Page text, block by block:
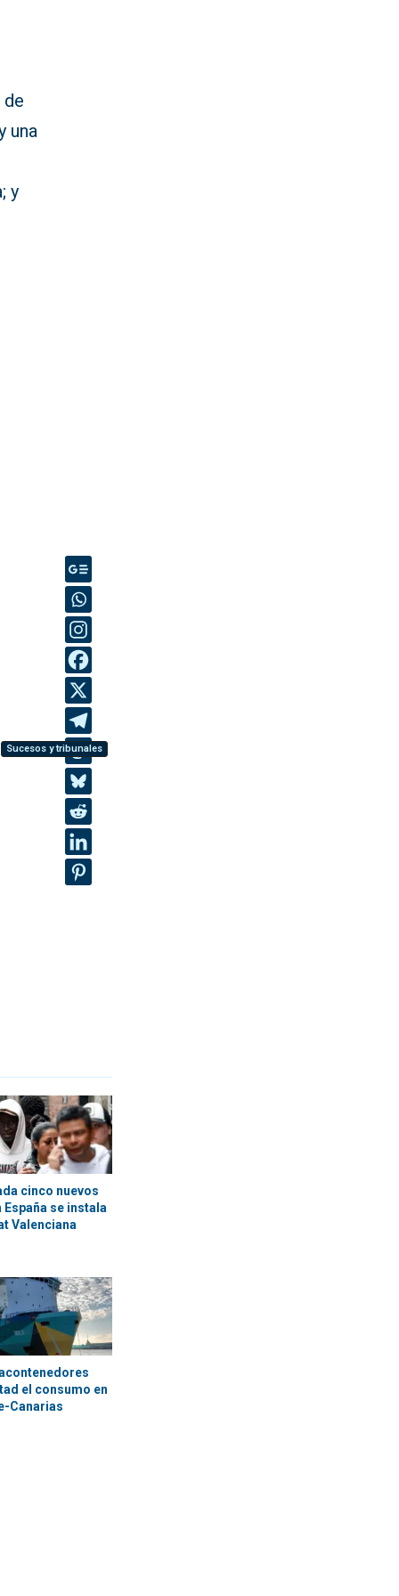
una
y
Sucesos y tribunales
cinco nuevos
se instala
Valenciana
el consumo en
Canarias